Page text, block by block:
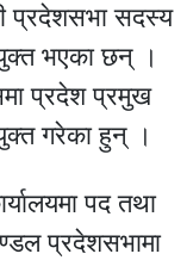
प्रदेशसभा सदस्य
भएका छन् ।
प्रदेश प्रमुख
गरेका हुन् ।
पद तथा
प्रदेशसभामा